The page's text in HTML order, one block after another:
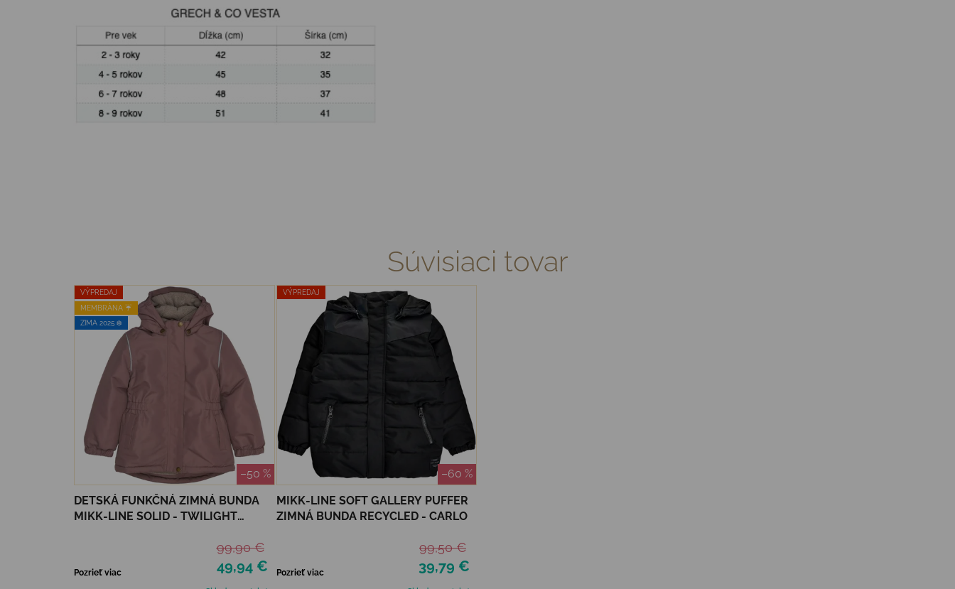
Súvisiaci tovar
VÝPREDAJ
MEMBRÁNA ☔️
ZIMA 2025 ❄️
–50 %
DETSKÁ FUNKČNÁ ZIMNÁ BUNDA
MIKK-LINE SOLID - TWILIGHT
49,94 €
99,90 €
Pozrieť viac
VÝPREDAJ
–60 %
MIKK-LINE SOFT GALLERY PUFFER
ZIMNÁ BUNDA RECYCLED - CARLO
39,79 €
99,50 €
Pozrieť viac